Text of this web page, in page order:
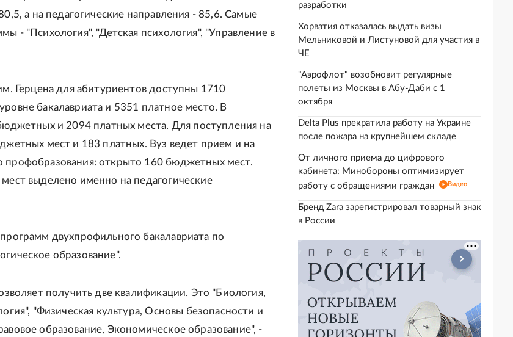
а на педагогические направления - 85,6. Самые
- "Психология", "Детская психология", "Управление в
Герцена для абитуриентов доступны 1710
бакалавриата и 5351 платное место. В
и 2094 платных места. Для поступления на
мест и 183 платных. Вуз ведет прием и на
профобразования: открыто 160 бюджетных мест.
выделено именно на педагогические
двухпрофильного бакалавриата по
образование".
получить две квалификации. Это "Биология,
"Физическая культура, Основы безопасности и
образование, Экономическое образование", -
разработки
Хорватия отказалась выдать визы
Мельниковой и Листуновой для участия в
ЧЕ
"Аэрофлот" возобновит регулярные
полеты из Москвы в Абу-Даби с 1
октября
Delta Plus прекратила работу на Украине
после пожара на крупнейшем складе
От личного приема до цифрового
кабинета: Минобороны оптимизирует
работу с обращениями граждан
Видео
Бренд Zara зарегистрировал товарный знак
в России